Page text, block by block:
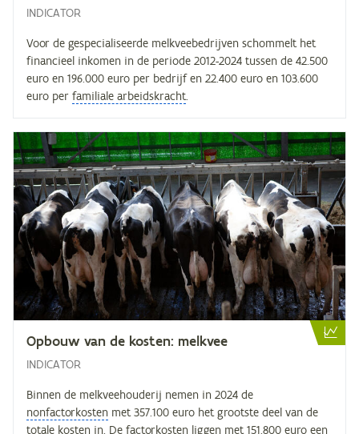
INDICATOR
Voor de gespecialiseerde melkveebedrijven schommelt het
financieel inkomen in de periode 2012-2024 tussen de 42.500
euro en 196.000 euro per bedrijf en 22.400 euro en 103.600
euro per familiale arbeidskracht.
Op­bouw van de kos­ten: melkvee
INDICATOR
Binnen de melkveehouderij nemen in 2024 de
nonfactorkosten met 357.100 euro het grootste deel van de
totale kosten in. De factorkosten liggen met 151.800 euro een